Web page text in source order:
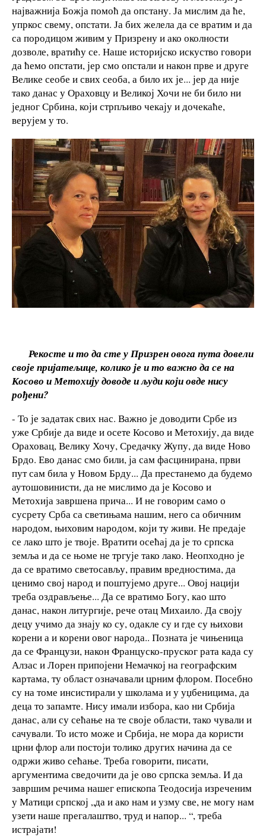
најважнија Божја помоћ да опстану. Ја мислим да ће,
упркос свему, опстати. Ја бих желела да се вратим и да
са породицом живим у Призрену и ако околности
дозволе, вратићу се. Наше историјско искуство говори
да ћемо опстати, јер смо опстали и након прве и друге
Велике сеобе и свих сеоба, а било их је... јер да није
тако данас у Ораховцу и Великој Хочи не би било ни
једног Србина, који стрпљиво чекају и дочекаће,
верујем у то.
Рекосте и то да сте у Призрен овога пута довели
своје пријатељице, колико је и то важно да се на
Косово и Метохију доводе и људи који овде нису
рођени?
- То је задатак свих нас. Важно је доводити Србе из
уже Србије да виде и осете Косово и Метохију, да виде
Ораховац, Велику Хочу, Средачку Жупу, да виде Ново
Брдо. Ево данас смо били, ја сам фасцинирана, први
пут сам била у Новом Брду... Да престанемо да будемо
аутошовинисти, да не мислимо да је Косово и
Метохија завршена прича... И не говорим само о
сусрету Срба са светињама нашим, него са обичним
народом, њиховим народом, који ту живи. Не предаје
се лако што је твоје. Вратити осећај да је то српска
земља и да се њоме не тргује тако лако. Неопходно је
да се вратимо светосављу, правим вредностима, да
ценимо свој народ и поштујемо друге... Овој нацији
треба оздрављење... Да се вратимо Богу, као што
данас, након литургије, рече отац Михаило. Да своју
децу учимо да знају ко су, одакле су и где су њихови
корени а и корени овог народа.. Позната је чињеница
да се Французи, након Француско-пруског рата када су
Алзас и Лорен припојени Немачкој на географским
картама, ту област означавали црним флором. Посебно
су на томе инсистирали у школама и у уџбеницима, да
деца то запамте. Нису имали избора, као ни Србија
данас, али су сећање на те своје области, тако чували и
сачували. То исто може и Србија, не мора да користи
црни флор али постоји толико других начина да се
одржи живо сећање. Треба говорити, писати,
аргументима сведочити да је ово српска земља. И да
завршим речима нашег епископа Теодосија изреченим
у Матици српској „да и ако нам и узму све, не могу нам
узети наше прегалаштво, труд и напор... “, треба
истрајати!